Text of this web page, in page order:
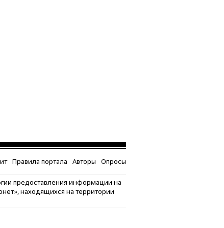
Правила портала Авторы Опросы
предоставления информации на
находящихся на территории